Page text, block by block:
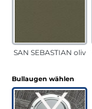
SAN SEBASTIAN oliv
Bullaugen wählen